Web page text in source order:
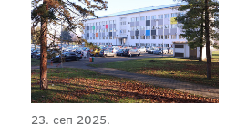
23. сеп 2025.